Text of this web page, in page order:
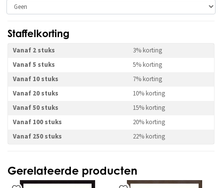
Staffelkorting
Vanaf 2 stuks
3% korting
Vanaf 5 stuks
5% korting
Vanaf 10 stuks
7% korting
Vanaf 20 stuks
10% korting
Vanaf 50 stuks
15% korting
Vanaf 100 stuks
20% korting
Vanaf 250 stuks
22% korting
Gerelateerde producten